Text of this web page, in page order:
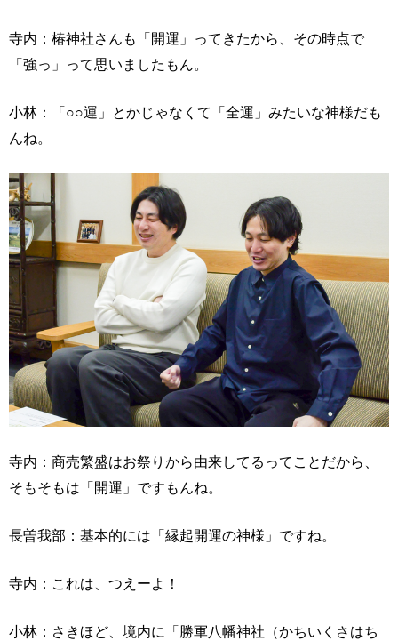
寺内：椿神社さんも「開運」ってきたから、その時点で
「強っ」って思いましたもん。
小林：「○○運」とかじゃなくて「全運」みたいな神様だも
んね。
寺内：商売繁盛はお祭りから由来してるってことだから、
そもそもは「開運」ですもんね。
長曽我部：基本的には「縁起開運の神様」ですね。
寺内：これは、つえーよ！
小林：さきほど、境内に「勝軍八幡神社（かちいくさはち